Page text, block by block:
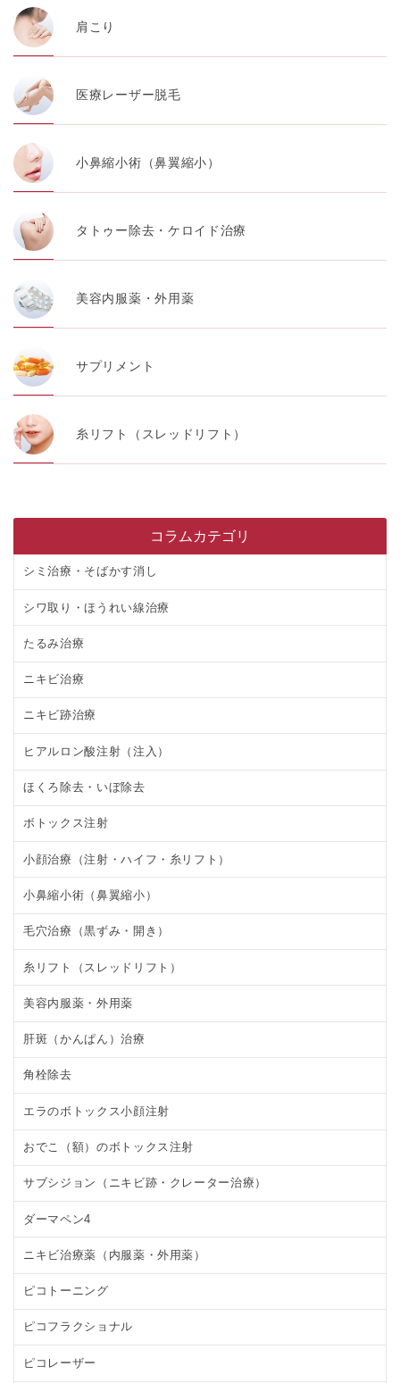
肩こり
医療レーザー脱毛
小鼻縮小術（鼻翼縮小）
タトゥー除去・ケロイド治療
美容内服薬・外用薬
サプリメント
糸リフト（スレッドリフト）
コラムカテゴリ
シミ治療・そばかす消し
シワ取り・ほうれい線治療
たるみ治療
ニキビ治療
ニキビ跡治療
ヒアルロン酸注射（注入）
ほくろ除去・いぼ除去
ボトックス注射
小顔治療（注射・ハイフ・糸リフト）
小鼻縮小術（鼻翼縮小）
毛穴治療（黒ずみ・開き）
糸リフト（スレッドリフト）
美容内服薬・外用薬
肝斑（かんぱん）治療
角栓除去
エラのボトックス小顔注射
おでこ（額）のボトックス注射
サブシジョン（ニキビ跡・クレーター治療）
ダーマペン4
ニキビ治療薬（内服薬・外用薬）
ピコトーニング
ピコフラクショナル
ピコレーザー